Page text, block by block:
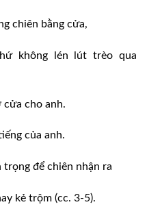
chiên bằng cửa,
không lén lút trèo qua
cửa cho anh.
của anh.
trọng để chiên nhận ra
kẻ trộm (cc. 3-5).